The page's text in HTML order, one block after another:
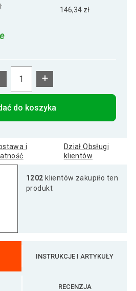
146,34 zł
+
do koszyka
i
Dział Obsługi
klientów
1202 klientów zakupiło ten
produkt
INSTRUKCJE I ARTYKUŁY
RECENZJA